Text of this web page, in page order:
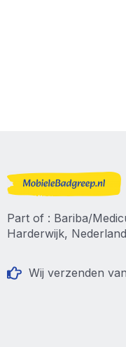
Part of : Bariba/
Harderwijk, Nederland
Wij verzenden